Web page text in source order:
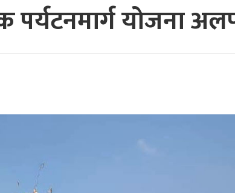
योजना